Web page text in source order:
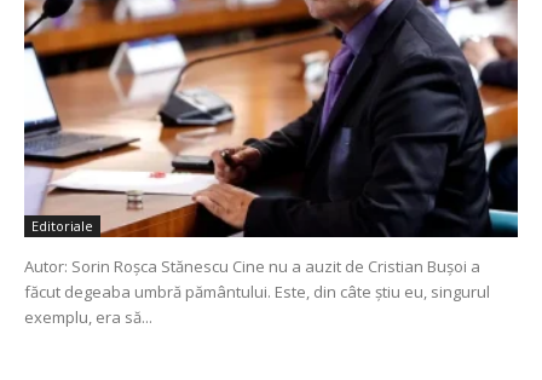
Editoriale
Autor: Sorin Roșca Stănescu Cine nu a auzit de Cristian Bușoi a
făcut degeaba umbră pământului. Este, din câte știu eu, singurul
exemplu, era să...